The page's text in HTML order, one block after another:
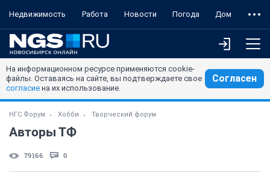
Недвижимость Работа Новости Погода Дом
На информационном ресурсе применяются cookie-
файлы. Оставаясь на сайте, вы подтверждаете свое
согласие на их использование.
Согласен
НГС.Форум Хобби Творческий форум
Авторы ТФ
79166 0